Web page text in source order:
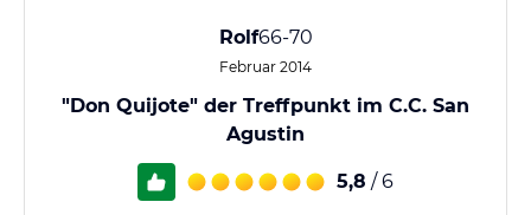
Rolf66-70
Februar 2014
"Don Quijote" der Treffpunkt im C.C. San
Agustin
5,8 / 6